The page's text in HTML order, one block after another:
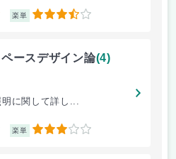
楽単 3.5
ースデザイン論(4)
に関して詳し...
楽単 3